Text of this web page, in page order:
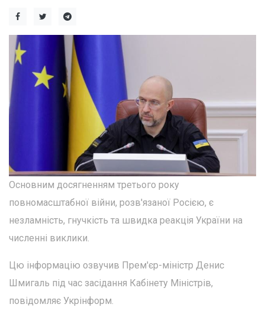
Основним досягненням третього року
повномасштабної війни, розв'язаної Росією, є
незламність, гнучкість та швидка реакція України на
численні виклики.
Цю інформацію озвучив Прем'єр-міністр Денис
Шмигаль під час засідання Кабінету Міністрів,
повідомляє Укрінформ.